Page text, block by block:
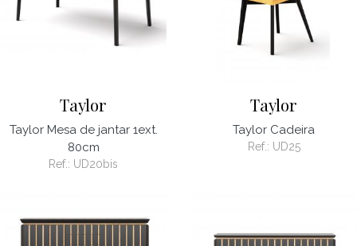
Taylor
Taylor Mesa de jantar 1ext.
80cm
Ref.: UD20bis
Taylor
Taylor Cadeira
Ref.: UD25